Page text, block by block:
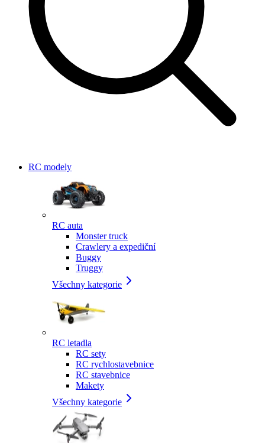
RC modely
RC auta
Monster truck
Crawlery a expediční
Buggy
Truggy
Všechny kategorie
RC letadla
RC sety
RC rychlostavebnice
RC stavebnice
Makety
Všechny kategorie